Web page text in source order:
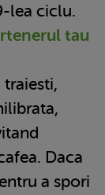
lea ciclu.
tau
Daca
a spori